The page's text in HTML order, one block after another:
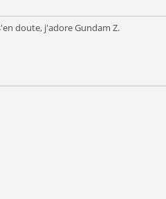
doute, j'adore Gundam Z.